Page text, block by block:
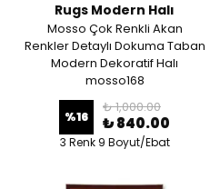
Rugs Modern Halı
Mosso Çok Renkli Akan
Renkler Detaylı Dokuma Taban
Modern Dekoratif Halı
mosso168
%16
₺ 1,000.00
₺ 840.00
3 Renk 9 Boyut/Ebat